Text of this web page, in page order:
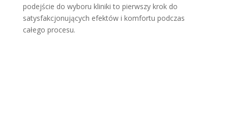
podejście do wyboru kliniki to pierwszy krok do
satysfakcjonujących efektów i komfortu podczas
całego procesu.